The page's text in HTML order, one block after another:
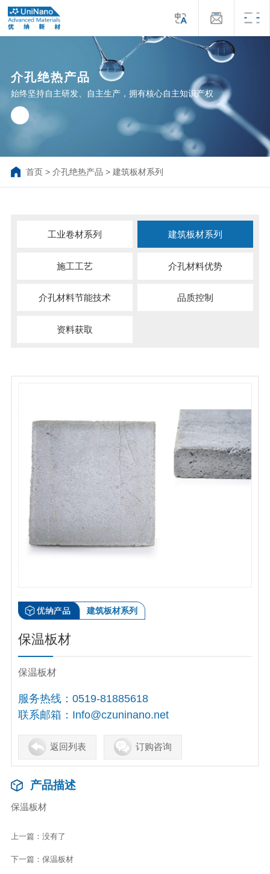
介孔绝热产品
始终坚持自主研发、自主生产，拥有核心自主知识产权
首页> 介孔绝热产品 > 建筑板材系列
工业卷材系列 建筑板材系列
施工工艺 介孔材料优势
介孔材料节能技术 品质控制
资料获取
建筑板材系列
保温板材
保温板材
服务热线：0519-81885618
联系邮箱： Info@czuninano.net
返回列表 订购咨询
产品描述
保温板材
上一篇： 没有了
下一篇： 保温板材